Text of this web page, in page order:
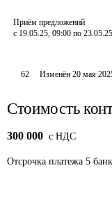
Приём предложений
с 19.05.25, 09:00 по
62 Изменён20 мая
Стоимость
300 000 c НДС
Отсрочка платежа 5